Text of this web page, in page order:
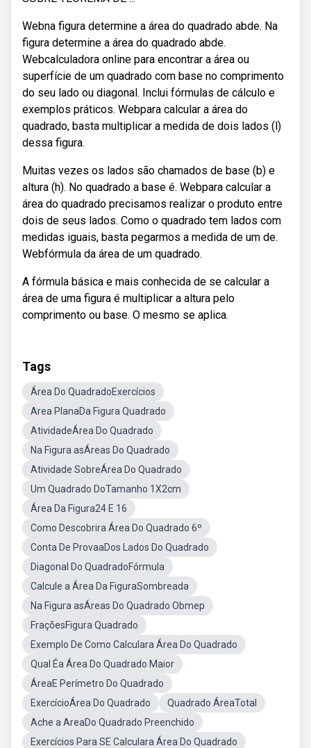
Webna figura determine a área do quadrado abde. Na
figura determine a área do quadrado abde.
Webcalculadora online para encontrar a área ou
superfície de um quadrado com base no comprimento
do seu lado ou diagonal. Inclui fórmulas de cálculo e
exemplos práticos. Webpara calcular a área do
quadrado, basta multiplicar a medida de dois lados (l)
dessa figura.
Muitas vezes os lados são chamados de base (b) e
altura (h). No quadrado a base é. Webpara calcular a
área do quadrado precisamos realizar o produto entre
dois de seus lados. Como o quadrado tem lados com
medidas iguais, basta pegarmos a medida de um de.
Webfórmula da área de um quadrado.
A fórmula básica e mais conhecida de se calcular a
área de uma figura é multiplicar a altura pelo
comprimento ou base. O mesmo se aplica.
Tags
Área Do QuadradoExercícios
Area PlanaDa Figura Quadrado
AtividadeÁrea Do Quadrado
Na Figura asÁreas Do Quadrado
Atividade SobreÁrea Do Quadrado
Um Quadrado DoTamanho 1X2cm
Área Da Figura24 E 16
Como Descobrira Área Do Quadrado 6º
Conta De ProvaaDos Lados Do Quadrado
Diagonal Do QuadradoFórmula
Calcule a Área Da FiguraSombreada
Na Figura asÁreas Do Quadrado Obmep
FraçõesFigura Quadrado
Exemplo De Como Calculara Área Do Quadrado
Qual Éa Área Do Quadrado Maior
ÁreaE Perímetro Do Quadrado
ExercícioÁrea Do Quadrado
Quadrado ÁreaTotal
Ache a AreaDo Quadrado Preenchido
Exercícios Para SE Calculara Área Do Quadrado